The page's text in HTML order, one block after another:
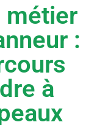
métier
:
à